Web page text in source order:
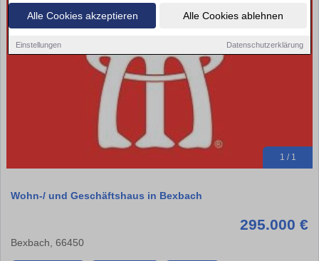
Alle Cookies akzeptieren Alle Cookies ablehnen
Einstellungen Datenschutzerklärung
1 / 1
Wohn-/ und Geschäftshaus in Bexbach
295.000 €
Bexbach, 66450